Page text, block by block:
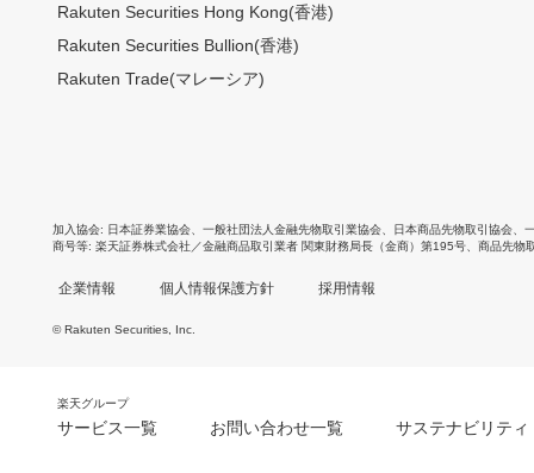
Rakuten Securities Hong Kong(香港)
Rakuten Securities Bullion(香港)
Rakuten Trade(マレーシア)
加入協会 日本証券業協会 一般社団法人金融先物取引業協会 日本商品先物取引協会
商号等 楽天証券株式会社／金融商品取引業者 関東財務局長（金商）第195号、商品先物
企業情報 個人情報保護方針 採用情報
© Rakuten Securities, Inc.
楽天グループ
サービス一覧 お問い合わせ一覧 サステナビリティ